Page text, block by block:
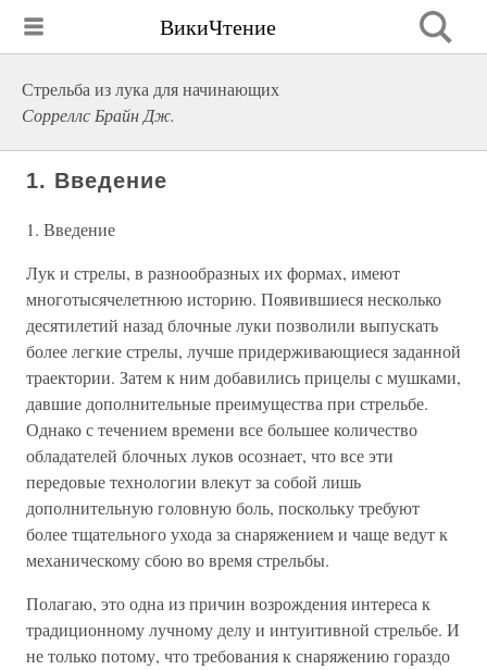
ВикиЧтение
Стрельба из лука для начинающих
Сорреллс Брайн Дж.
1. Введение
1. Введение
Лук и стрелы, в разнообразных их формах, имеют
многотысячелетнюю историю. Появившиеся несколько
десятилетий назад блочные луки позволили выпускать
более легкие стрелы, лучше придерживающиеся заданной
траектории. Затем к ним добавились прицелы с мушками,
давшие дополнительные преимущества при стрельбе.
Однако с течением времени все большее количество
обладателей блочных луков осознает, что все эти
передовые технологии влекут за собой лишь
дополнительную головную боль, поскольку требуют
более тщательного ухода за снаряжением и чаще ведут к
механическому сбою во время стрельбы.
Полагаю, это одна из причин возрождения интереса к
традиционному лучному делу и интуитивной стрельбе. И
не только потому, что требования к снаряжению гораздо